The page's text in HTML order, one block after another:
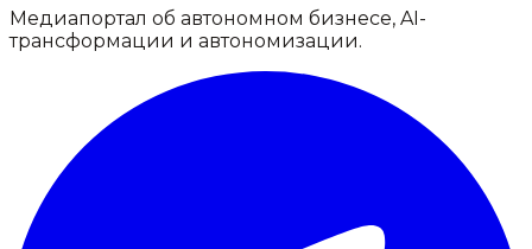
Медиапортал об автономном бизнесе, AI-
трансформации и автономизации.